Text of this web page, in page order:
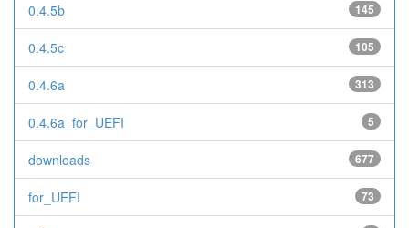
145
0.4.5b
105
0.4.5c
313
0.4.6a
5
0.4.6a_for_UEFI
677
downloads
73
for_UEFI